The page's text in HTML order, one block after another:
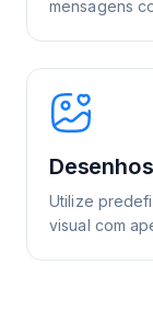
mensagens
Utilize
visual com